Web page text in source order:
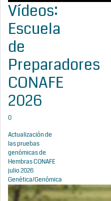
Vídeos:
Escuela
de
Preparadores
CONAFE
2026
0
Actualización de
las pruebas
genómicas de
Hembras CONAFE
julio 2026
Genética/Genómica